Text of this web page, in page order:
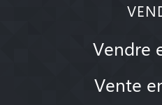
Vendre
Vente